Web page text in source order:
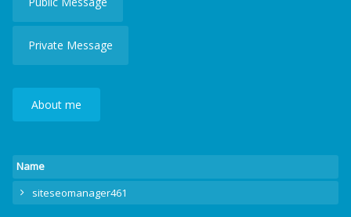
Private Message
About me
Name
siteseomanager461